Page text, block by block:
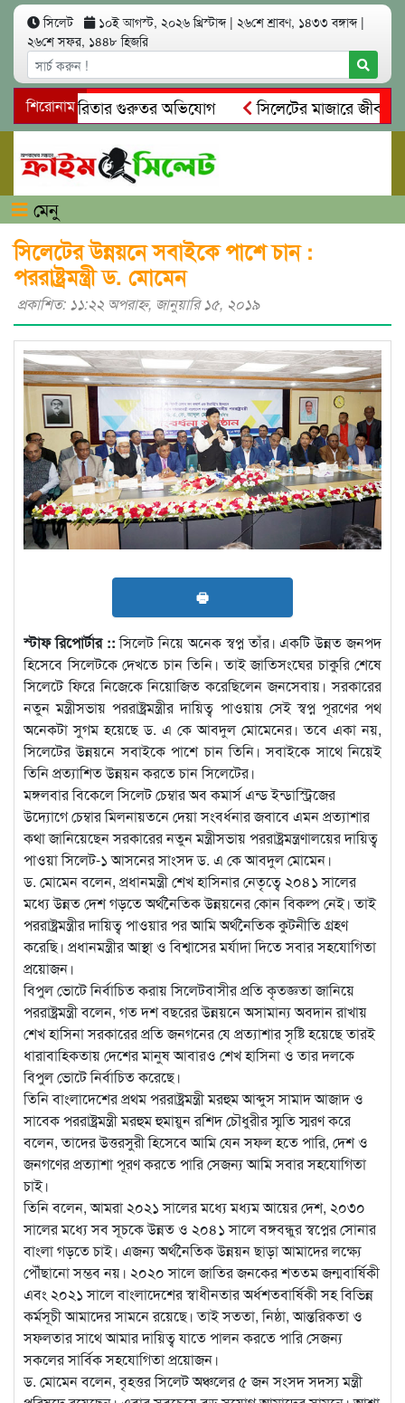
সিলেট ১০ই আগস্ট, ২০২৬ খ্রিস্টাব্দ | ২৬শে শ্রাবণ, ১৪৩৩ বঙ্গাব্দ |
২৬শে সফর, ১৪৪৮ হিজরি
শিরোনাম
স্বেচ্ছাচারিতার গুরুতর অভিযোগ
সিলেটের মাজারে জীবনের
দলিল ফাঁস
গোয়াইনঘাটে প্রেমের ফাঁদে তরুণী পাচার:
মেনু
সিলেটের উন্নয়নে সবাইকে পাশে চান :
পররাষ্ট্রমন্ত্রী ড. মোমেন
প্রকাশিত: ১১:২২ অপরাহ্ণ, জানুয়ারি ১৫, ২০১৯
🖶
স্টাফ রিপোর্টার ::সিলেট নিয়ে অনেক স্বপ্ন তাঁর। একটি উন্নত জনপদ
হিসেবে সিলেটকে দেখতে চান তিনি। তাই জাতিসংঘের চাকুরি শেষে
সিলেটে ফিরে নিজেকে নিয়োজিত করেছিলেন জনসেবায়। সরকারের
নতুন মন্ত্রীসভায় পররাষ্ট্রমন্ত্রীর দায়িত্ব পাওয়ায় সেই স্বপ্ন পূরণের পথ
অনেকটা সুগম হয়েছে ড. এ কে আবদুল মোমেনের। তবে একা নয়,
সিলেটের উন্নয়নে সবাইকে পাশে চান তিনি। সবাইকে সাথে নিয়েই
তিনি প্রত্যাশিত উন্নয়ন করতে চান সিলেটের।
মঙ্গলবার বিকেলে সিলেট চেম্বার অব কমার্স এন্ড ইন্ডাস্ট্রিজের
উদ্যোগে চেম্বার মিলনায়তনে দেয়া সংবর্ধনার জবাবে এমন প্রত্যাশার
কথা জানিয়েছেন সরকারের নতুন মন্ত্রীসভায় পররাষ্ট্রমন্ত্রণালয়ের দায়িত্ব
পাওয়া সিলেট-১ আসনের সাংসদ ড. এ কে আবদুল মোমেন।
ড. মোমেন বলেন, প্রধানমন্ত্রী শেখ হাসিনার নেতৃত্বে ২০৪১ সালের
মধ্যে উন্নত দেশ গড়তে অর্থনৈতিক উন্নয়নের কোন বিকল্প নেই। তাই
পররাষ্ট্রমন্ত্রীর দায়িত্ব পাওয়ার পর আমি অর্থনৈতিক কুটনীতি গ্রহণ
করেছি। প্রধানমন্ত্রীর আস্থা ও বিশ্বাসের মর্যাদা দিতে সবার সহযোগিতা
প্রয়োজন।
বিপুল ভোটে নির্বাচিত করায় সিলেটবাসীর প্রতি কৃতজ্ঞতা জানিয়ে
পররাষ্ট্রমন্ত্রী বলেন, গত দশ বছরের উন্নয়নে অসামান্য অবদান রাখায়
শেখ হাসিনা সরকারের প্রতি জনগনের যে প্রত্যাশার সৃষ্টি হয়েছে তারই
ধারাবাহিকতায় দেশের মানুষ আবারও শেখ হাসিনা ও তার দলকে
বিপুল ভোটে নির্বাচিত করেছে।
তিনি বাংলাদেশের প্রথম পররাষ্ট্রমন্ত্রী মরহুম আব্দুস সামাদ আজাদ ও
সাবেক পররাষ্ট্রমন্ত্রী মরহুম হুমায়ুন রশিদ চৌধুরীর স্মৃতি স্মরণ করে
বলেন, তাদের উত্তরসুরী হিসেবে আমি যেন সফল হতে পারি, দেশ ও
জনগণের প্রত্যাশা পূরণ করতে পারি সেজন্য আমি সবার সহযোগিতা
চাই।
তিনি বলেন, আমরা ২০২১ সালের মধ্যে মধ্যম আয়ের দেশ, ২০৩০
সালের মধ্যে সব সূচকে উন্নত ও ২০৪১ সালে বঙ্গবন্ধুর স্বপ্নের সোনার
বাংলা গড়তে চাই। এজন্য অর্থনৈতিক উন্নয়ন ছাড়া আমাদের লক্ষ্যে
পৌঁছানো সম্ভব নয়। ২০২০ সালে জাতির জনকের শততম জন্মবার্ষিকী
এবং ২০২১ সালে বাংলাদেশের স্বাধীনতার অর্ধশতবার্ষিকী সহ বিভিন্ন
কর্মসূচী আমাদের সামনে রয়েছে। তাই সততা, নিষ্ঠা, আন্তরিকতা ও
সফলতার সাথে আমার দায়িত্ব যাতে পালন করতে পারি সেজন্য
সকলের সার্বিক সহযোগিতা প্রয়োজন।
ড. মোমেন বলেন, বৃহত্তর সিলেট অঞ্চলের ৫ জন সংসদ সদস্য মন্ত্রী